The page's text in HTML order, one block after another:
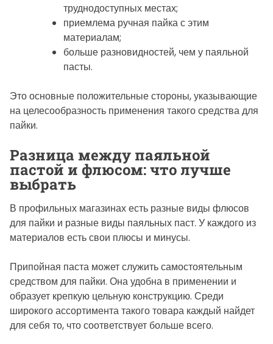
труднодоступных местах;
приемлема ручная пайка с этим
материалам;
больше разновидностей, чем у паяльной
пасты.
Это основные положительные стороны, указывающие
на целесообразность применения такого средства для
пайки.
Разница между паяльной
пастой и флюсом: что лучше
выбрать
В профильных магазинах есть разные виды флюсов
для пайки и разные виды паяльных паст. У каждого из
материалов есть свои плюсы и минусы.
Припойная паста может служить самостоятельным
средством для пайки. Она удобна в применении и
образует крепкую цельную конструкцию. Среди
широкого ассортимента такого товара каждый найдет
для себя то, что соответствует больше всего.